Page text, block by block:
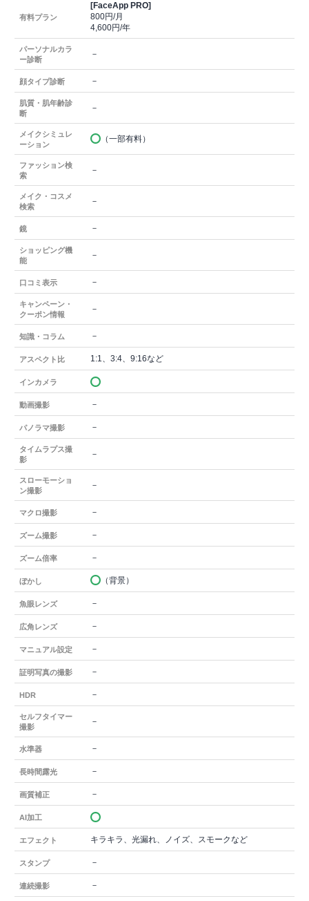
有料プラン
[FaceApp PRO]
800円/月
4,600円/年
パーソナルカラ
ー診断
－
顔タイプ診断 －
肌質・肌年齢診
断
－
メイクシミュレ
ーション
（一部有料）
ファッション検
索
－
メイク・コスメ
検索
－
鏡 －
ショッピング機
能
－
口コミ表示 －
キャンペーン・
クーポン情報
－
知識・コラム －
アスペクト比 1:1、3:4、9:16など
インカメラ
動画撮影 －
パノラマ撮影 －
タイムラプス撮
影
－
スローモーショ
ン撮影
－
マクロ撮影 －
ズーム撮影 －
ズーム倍率 －
ぼかし （背景）
魚眼レンズ －
広角レンズ －
マニュアル設定 －
証明写真の撮影 －
HDR －
セルフタイマー
撮影
－
水準器 －
長時間露光 －
画質補正 －
AI加工
エフェクト キラキラ、光漏れ、ノイズ、スモークなど
スタンプ －
連続撮影 －